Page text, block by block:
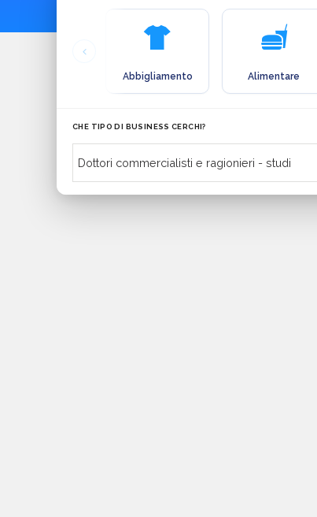
Abbigliamento Alimentare
CHE TIPO DI BUSINESS CERCHI?